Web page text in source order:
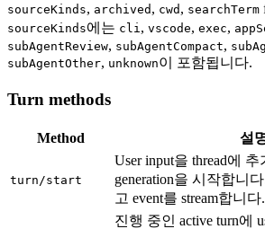
sourceKinds, archived , cwd , searchTerm
sourceKinds에는 cli, vscode, exec,
subAgentReview, subAgentCompact,
subAgentOther, unknown이 포함됩니다.
Turn methods
Method 설
turn/start
User input을 thread에
generation을 시작합니
고 event를 stream합니다.
진행 중인 active turn에